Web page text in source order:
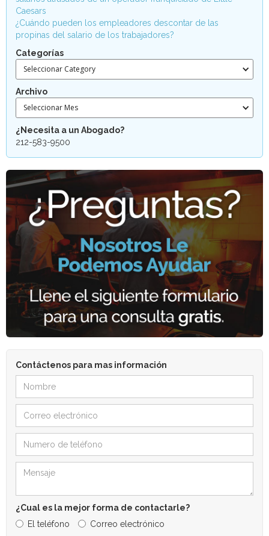
Caesars
¿Cuándo pueden los empleadores descontar de las
propinas del salario de los trabajadores?
Categorías
Seleccionar Category
Archivo
Seleccionar Mes
¿Necesita a un Abogado?
212-583-9500
Contáctenos para mas información
¿Cual es la mejor forma de contactarle?
El teléfono
Correo electrónico